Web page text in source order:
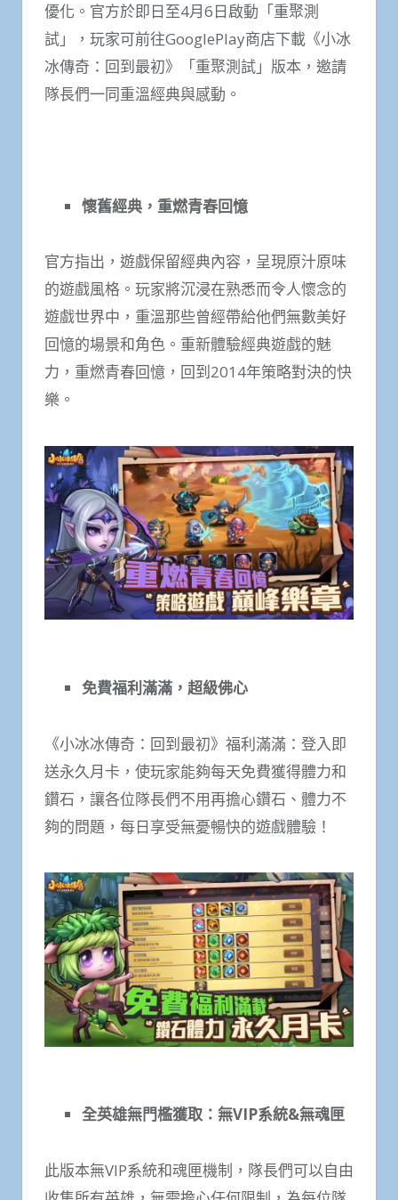
優化。官方於即日至4月6日啟動「重聚測
試」，玩家可前往GooglePlay商店下載《小冰
冰傳奇：回到最初》「重聚測試」版本，邀請
隊長們一同重溫經典與感動。
懷舊經典，重燃青春回憶
官方指出，遊戲保留經典內容，呈現原汁原味
的遊戲風格。玩家將沉浸在熟悉而令人懷念的
遊戲世界中，重溫那些曾經帶給他們無數美好
回憶的場景和角色。重新體驗經典遊戲的魅
力，重燃青春回憶，回到2014年策略對決的快
樂。
免費福利滿滿，超級佛心
《小冰冰傳奇：回到最初》福利滿滿：登入即
送永久月卡，使玩家能夠每天免費獲得體力和
鑽石，讓各位隊長們不用再擔心鑽石、體力不
夠的問題，每日享受無憂暢快的遊戲體驗！
全英雄無門檻獲取：無VIP系統&無魂匣
此版本無VIP系統和魂匣機制，隊長們可以自由